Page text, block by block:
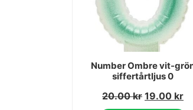
Number Ombre vit-
siffertårtljus 0
20.00kr 19.00 kr